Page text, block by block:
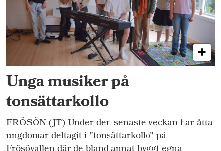
Unga musiker på
tonsättarkollo
FRÖSÖN (JT) Under den senaste veckan har åtta
ungdomar deltagit i "tonsättarkollo" på